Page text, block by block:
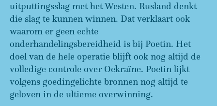
uitputtingsslag met het Westen. Rusland denkt
die slag te kunnen winnen. Dat verklaart ook
waarom er geen echte
onderhandelingsbereidheid is bij Poetin. Het
doel van de hele operatie blijft ook nog altijd de
volledige controle over Oekraïne. Poetin lijkt
volgens goedingelichte bronnen nog altijd te
geloven in de ultieme overwinning.